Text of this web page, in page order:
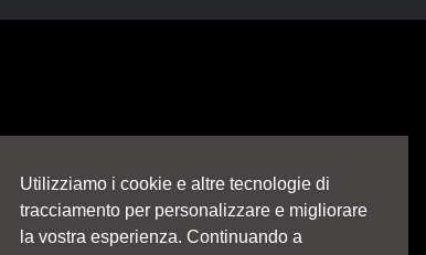
Utilizziamo i cookie e altre tecnologie di
tracciamento per personalizzare e migliorare
la vostra esperienza. Continuando a